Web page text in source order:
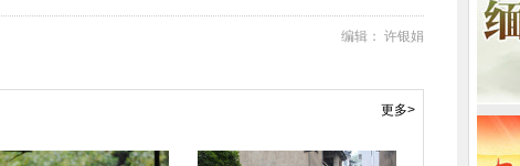
编辑： 许银娟
更多>